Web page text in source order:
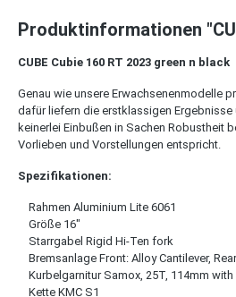
Produktinformationen
CUBE Cubie 160 RT 2023 green n black
Genau wie unsere Erwachsenenmodelle
dafür liefern die erstklassigen Ergebnisse
keinerlei Einbußen in Sachen Robustheit
Vorlieben und Vorstellungen entspricht.
Spezifikationen:
Rahmen Aluminium Lite 6061
Größe 16"
Starrgabel Rigid Hi-Ten fork
Bremsanlage Front: Alloy Cantilever,
Kurbelgarnitur Samox, 25T, 114mm
Kette KMC S1